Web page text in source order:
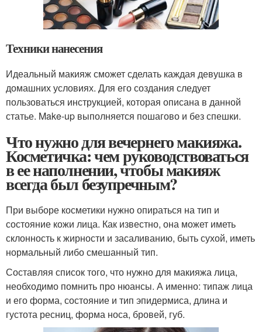
Техники нанесения
Идеальный макияж сможет сделать каждая девушка в
домашних условиях. Для его создания следует
пользоваться инструкцией, которая описана в данной
статье. Make-up выполняется пошагово и без спешки.
Что нужно для вечернего макияжа.
Косметичка: чем руководствоваться
в ее наполнении, чтобы макияж
всегда был безупречным?
При выборе косметики нужно опираться на тип и
состояние кожи лица. Как известно, она может иметь
склонность к жирности и засаливанию, быть сухой, иметь
нормальный либо смешанный тип.
Составляя список того, что нужно для макияжа лица,
необходимо помнить про нюансы. А именно: типаж лица
и его форма, состояние и тип эпидермиса, длина и
густота ресниц, форма носа, бровей, губ.